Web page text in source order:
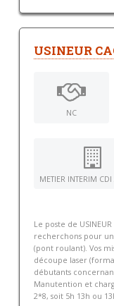
USINEUR
NC
METIER INTERIM
Le poste de USINEUR
recherchons pour un
(pont roulant). Vos
découpe laser
débutants
Manutention et
2*8, soit 5h 13h ou